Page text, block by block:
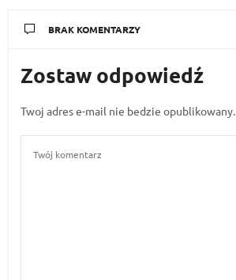
BRAK KOMENTARZY
Zostaw odpowiedź
Twoj adres e-mail nie bedzie opublikowany.